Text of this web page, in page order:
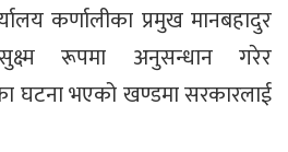
कर्णालीका प्रमुख मानबहादुर
रूपमा अनुसन्धान गरेर
घटना भएको खण्डमा सरकारलाई